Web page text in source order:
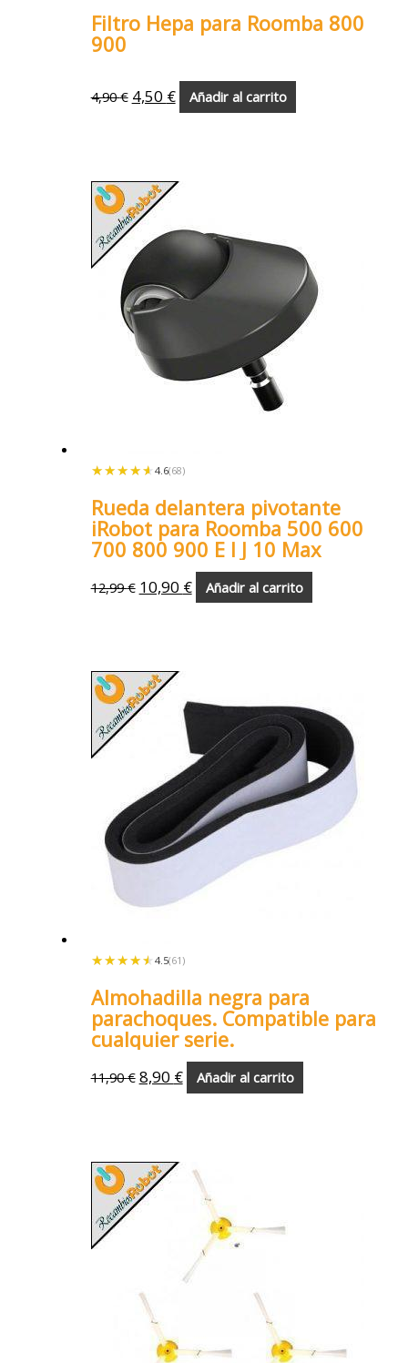
Filtro Hepa para Roomba 800
900
4,90€ 4,50 € Añadir al carrito
★★★★★
★★★★★ 4.6(68)
Rueda delantera pivotante
iRobot para Roomba 500 600
700 800 900 E I J 10 Max
12,99€ 10,90 € Añadir al carrito
★★★★★
★★★★★ 4.5(61)
Almohadilla negra para
parachoques. Compatible para
cualquier serie.
11,90€ 8,90 € Añadir al carrito